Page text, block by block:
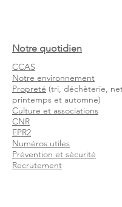
Notre quotidien
CCAS
Notre environnement
Propreté (tri, déchèterie,
printemps et automne)
Culture et associations
CNR
EPR2
Numéros utiles
Prévention et sécurité
Recrutement